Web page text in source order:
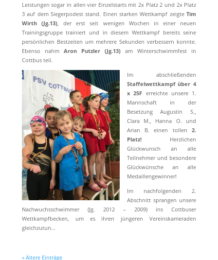
Leistungen sogar in allen vier Einzelstarts mit 2x Platz 2 und 2x Platz
3 auf dem Siegerpodest stand. Einen starken Wettkampf zeigteTim
Wirth (Jg.13), der erst seit wenigen Wochen in einer neuen
Trainingsgruppe trainiert und in diesem Wettkampf bereits seine
persönlichen Bestzeiten um mehrere Sekunden verbessern konnte.
Ebenso nahm Aron Putzler (Jg.13) am Winterschwimmfest in
Cottbus teil.
Im abschließenden
Staffelwettkampf über 4
x 25F erreichte unsere 1.
Mannschaft in der
Besetzung Augustin S.,
Clara M., Hanna O. und
Arian B. einen tollen2.
Platz! Herzlichen
Glückwunsch an alle
Teilnehmer und besondere
Glückwünsche an alle
Medaillengewinner!
Im nachfolgenden 2.
Abschnitt sprangen unsere
Nachwuchsschwimmer (Jg. 2012 – 2009) ins Cottbuser
Wettkampfbecken, um es ihren jüngeren Vereinskameraden
gleichzutun…
« Ältere Einträge